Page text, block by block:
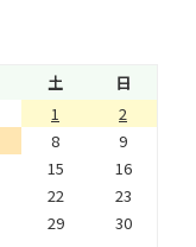
土
日
1
2
8
9
15
16
22
23
29
30